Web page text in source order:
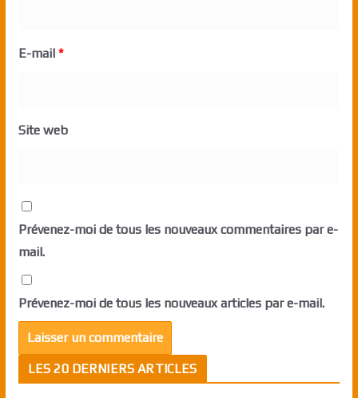
E-mail *
Site web
Prévenez-moi de tous les nouveaux commentaires par e-
mail.
Prévenez-moi de tous les nouveaux articles par e-mail.
LES 20 DERNIERS ARTICLES